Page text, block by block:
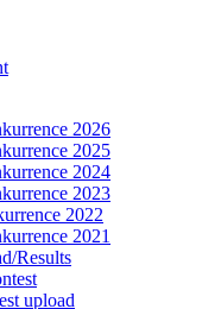
2026
2025
2024
2023
2022
2021
Results
upload